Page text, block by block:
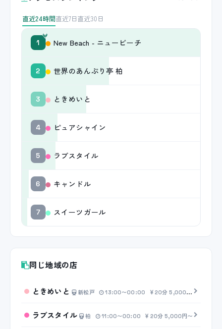
直近24時間直近7日直近30日
1 New Beach - ニュービーチ
2 世界のあんぷり亭 柏
3 ときめいと
4 ピュアシャイン
5 ラブスタイル
6 キャンドル
7 スイーツガール
同じ地域の店
ときめいと 新松戸 13:00〜00:00 20分 5,000円〜
ラブスタイル 柏 11:00〜00:00 20分 5,000円〜